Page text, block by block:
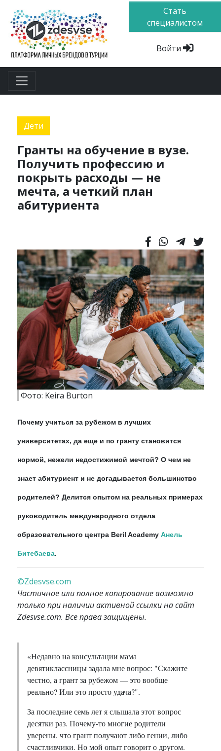
Стать
специалистом
Войти
Дети
Гранты на обучение в вузе.
Получить профессию и
покрыть расходы — не
мечта, а четкий план
абитуриента
Фото: Keira Burton
Почему учиться за рубежом в лучших
университетах, да еще и по гранту становится
нормой, нежели недостижимой мечтой? О чем не
знает абитуриент и не догадывается большинство
родителей? Делится опытом на реальных примерах
руководитель международного отдела
образовательного центра Beril Academy Анель
Битебаева.
©Zdesvse.com
Частичное или полное копирование возможно
только при наличии активной ссылки на сайт
Zdesvse.com. Все права защищены.
«Недавно на консультации мама
девятиклассницы задала мне вопрос: "Скажите
честно, а грант за рубежом — это вообще
реально? Или это просто удача?".
За последние семь лет я слышала этот вопрос
десятки раз. Почему-то многие родители
уверены, что грант получают либо гении, либо
счастливчики. Но мой опыт говорит о другом.